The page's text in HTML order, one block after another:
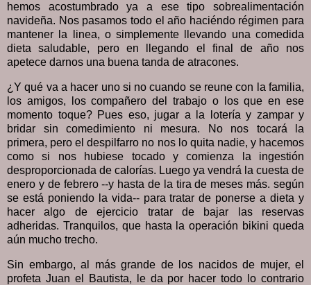
hemos acostumbrado ya a ese tipo sobrealimentación
navideña. Nos pasamos todo el año haciéndo régimen para
mantener la linea, o simplemente llevando una comedida
dieta saludable, pero en llegando el final de año nos
apetece darnos una buena tanda de atracones.
¿Y qué va a hacer uno si no cuando se reune con la familia,
los amigos, los compañero del trabajo o los que en ese
momento toque? Pues eso, jugar a la lotería y zampar y
bridar sin comedimiento ni mesura. No nos tocará la
primera, pero el despilfarro no nos lo quita nadie, y hacemos
como si nos hubiese tocado y comienza la ingestión
desproporcionada de calorías. Luego ya vendrá la cuesta de
enero y de febrero --y hasta de la tira de meses más. según
se está poniendo la vida-- para tratar de ponerse a dieta y
hacer algo de ejercicio tratar de bajar las reservas
adheridas. Tranquilos, que hasta la operación bikini queda
aún mucho trecho.
Sin embargo, al más grande de los nacidos de mujer, el
profeta Juan el Bautista, le da por hacer todo lo contrario